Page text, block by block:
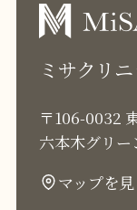
ミサクリ
〒106-0032
六本木グリ
マップを見